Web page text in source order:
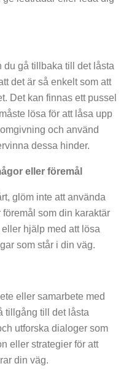
gå tillbaka till det låsta
det är så enkelt som att
Det kan finnas ett pussel
lösa för att låsa upp
och använd
dessa hinder.
eller föremål
glöm inte att använda
som din karaktär
hjälp med att lösa
som står i din väg.
eller samarbete med
tillgång till det låsta
utforska dialoger som
eller strategier för att
din väg.